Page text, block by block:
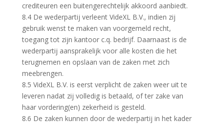
crediteuren een buitengerechtelijk akkoord aanbiedt.
8.4 De wederpartij verleent VideXL B.V., indien zij
gebruik wenst te maken van voorgemeld recht,
toegang tot zijn kantoor c.q. bedrijf. Daarnaast is de
wederpartij aansprakelijk voor alle kosten die het
terugnemen en opslaan van de zaken met zich
meebrengen.
8.5 VideXL B.V. is eerst verplicht de zaken weer uit te
leveren nadat zij volledig is betaald, of ter zake van
haar vordering(en) zekerheid is gesteld.
8.6 De zaken kunnen door de wederpartij in het kader